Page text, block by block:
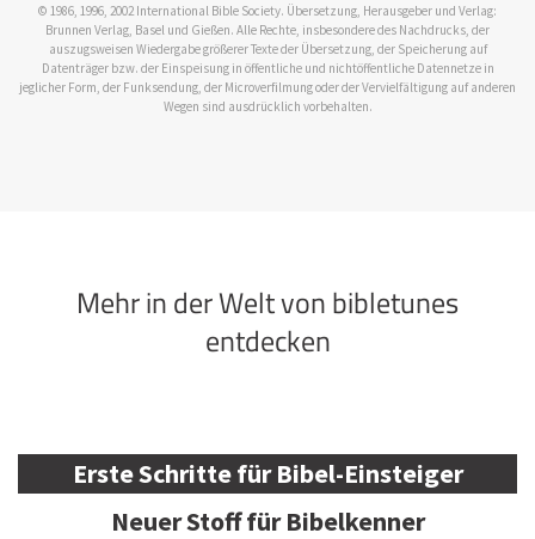
© 1986, 1996, 2002 International Bible Society. Übersetzung, Herausgeber und Verlag:
Brunnen Verlag, Basel und Gießen. Alle Rechte, insbesondere des Nachdrucks, der
auszugsweisen Wiedergabe größerer Texte der Übersetzung, der Speicherung auf
Datenträger bzw. der Einspeisung in öffentliche und nichtöffentliche Datennetze in
jeglicher Form, der Funksendung, der Microverfilmung oder der Vervielfältigung auf anderen
Wegen sind ausdrücklich vorbehalten.
Mehr in der Welt von bibletunes
entdecken
Erste Schritte für Bibel-Einsteiger
Neuer Stoff für Bibelkenner